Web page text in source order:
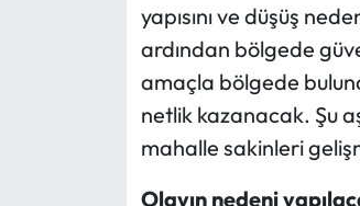
yapısını ve düşüş
ardından bölgede
amaçla bölgede
netlik kazanacak. Şu
mahalle sakinleri
Olayın nedeni